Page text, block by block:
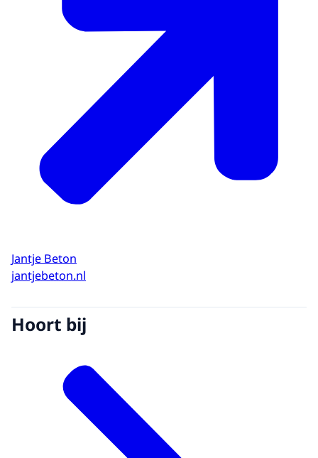
Jantje Beton
jantjebeton.nl
Hoort bij